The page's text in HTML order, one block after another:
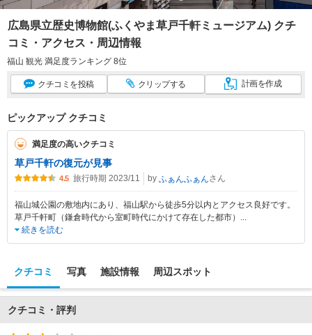
広島県立歴史博物館(ふくやま草戸千軒ミュージアム) クチ
コミ・アクセス・周辺情報
福山 観光 満足度ランキング 8位
クチコミ を投稿 クリップする 計画を作成
ピックアップ クチコミ
満足度の高いクチコミ
草戸千軒の復元が見事
4.5 旅行時期 2023/11 by ふぁんふぁんさん
福山城公園の敷地内にあり、福山駅から徒歩5分以内とアクセス良好です。
草戸千軒町（鎌倉時代から室町時代にかけて存在した都市） ...
続きを読む
クチコミ 写真 施設情報 周辺スポット
クチコミ・評判